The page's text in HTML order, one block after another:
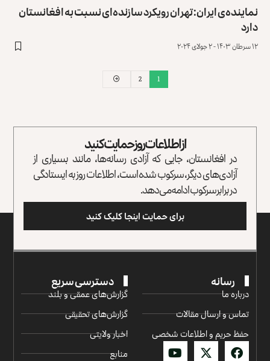
نماینده‌ی ایران: تهران رویکرد سازنده‌ای نسبت به افغانستان
دارد
۱۲ سرطان ۱۴۰۳ - ۲ جولای ۲۰۲۴
1
2
از اطلاعات روز حمایت کنید
در افغانستان، جایی که آزادی رسانه‌ها، مانند بسیاری از
آزادی‌های دیگر، سرکوب شده است، اطلاعات روز به ایستادگی
در برابر سرکوب ادامه می‌دهد.
برای حمایت اینجا کلیک کنید
رسانه
درباره ما
تماس و ارسال مقالات
حفظ حریم و اطلاعات شخصی
دسترسی سریع
گزارش‌‌های عمقی و بلند
گزارش‌های تحقیقی
اخبار ولایتی
منابع